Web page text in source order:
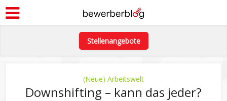
Stellenangebote
(Neue) Arbeitswelt
Downshifting – kann das jeder?